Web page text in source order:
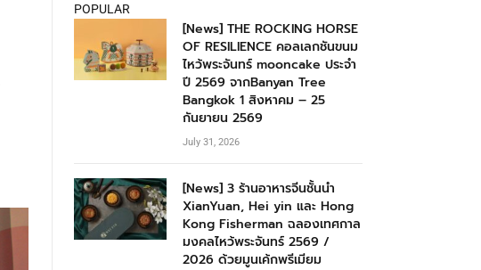
POPULAR
[News] THE ROCKING HORSE
OF RESILIENCE คอลเลกชันขนม
ไหว้พระจันทร์ mooncake ประจำ
ปี 2569 จากBanyan Tree
Bangkok 1 สิงหาคม – 25
กันยายน 2569
July 31, 2026
[News] 3 ร้านอาหารจีนชั้นนำ
XianYuan, Hei yin และ Hong
Kong Fisherman ฉลองเทศกาล
มงคลไหว้พระจันทร์ 2569 /
2026 ด้วยมูนเค้กพรีเมียม